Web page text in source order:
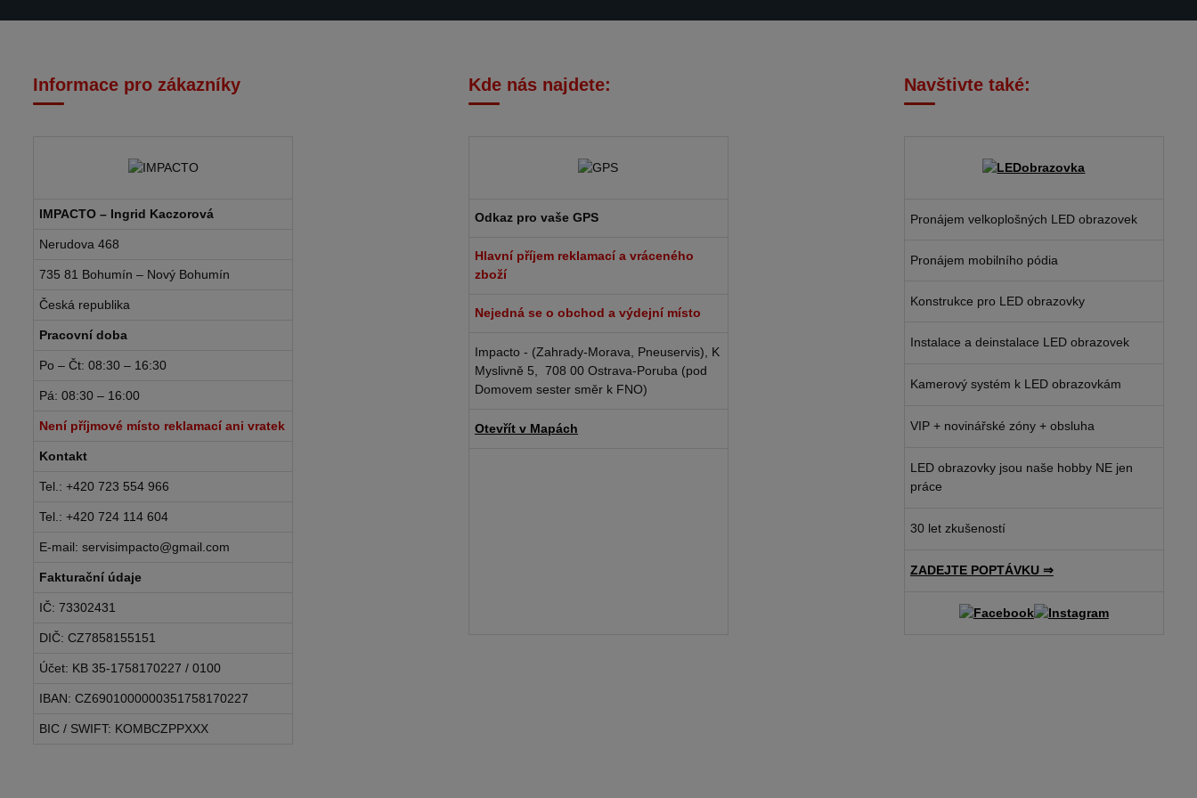
Informace pro zákazníky
IMPACTO – Ingrid Kaczorová
Nerudova 468
735 81 Bohumín – Nový Bohumín
Česká republika
Pracovní doba
Po – Čt: 08:30 – 16:30
Pá: 08:30 – 16:00
Není příjmové místo reklamací ani vratek
Kontakt
Tel.: +420 723 554 966
Tel.: +420 724 114 604
E-mail: servisimpacto@gmail.com
Fakturační údaje
IČ: 73302431
DIČ: CZ7858155151
Účet: KB 35-1758170227 / 0100
IBAN: CZ6901000000351758170227
BIC / SWIFT: KOMBCZPPXXX
Kde nás najdete:
Odkaz pro vaše GPS
Hlavní příjem reklamací a vráceného
zboží
Nejedná se o obchod a výdejní místo
Impacto - (Zahrady-Morava, Pneuservis), K
Myslivně 5, 708 00 Ostrava-Poruba (pod
Domovem sester směr k FNO)
Otevřít v Mapách
Navštivte také:
Pronájem velkoplošných LED obrazovek
Pronájem mobilního pódia
Konstrukce pro LED obrazovky
Instalace a deinstalace LED obrazovek
Kamerový systém k LED obrazovkám
VIP + novinářské zóny + obsluha
LED obrazovky jsou naše hobby NE jen
práce
30 let zkušeností
ZADEJTE POPTÁVKU ⇒